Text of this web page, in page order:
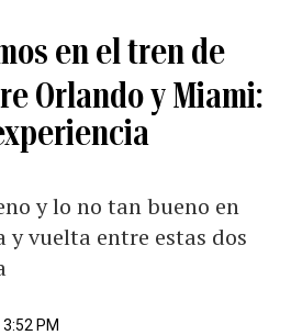
en el tren de
Orlando y Miami:
y lo no tan bueno en
y vuelta entre estas dos
PM